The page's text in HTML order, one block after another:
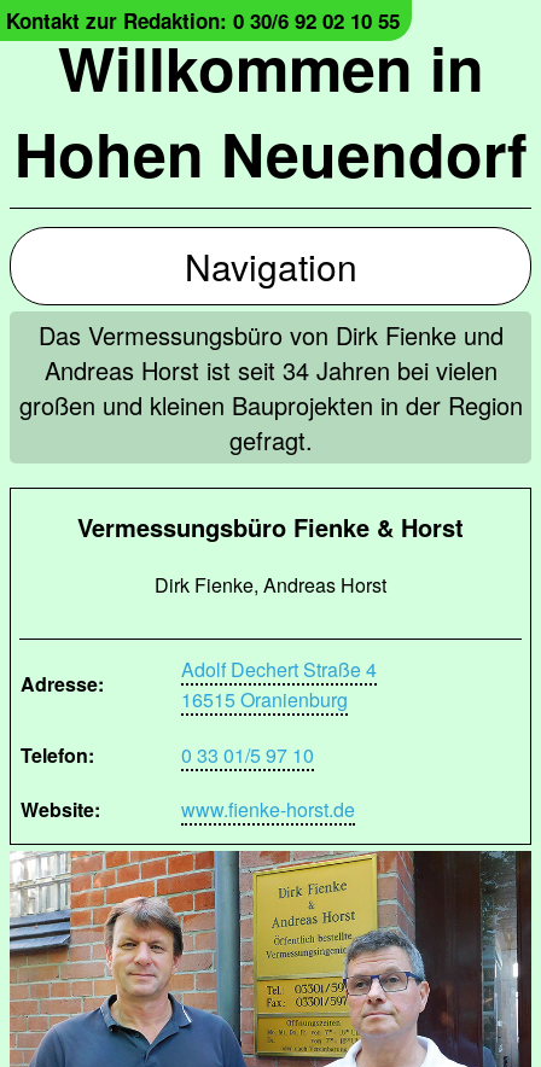
Willkommen in
Hohen Neuendorf
Kontakt zur Redaktion: 0 30/6 92 02 10 55
Navigation
Das Vermessungsbüro von Dirk Fienke und
Andreas Horst ist seit 34 Jahren bei vielen
großen und kleinen Bauprojekten in der Region
gefragt.
Vermessungsbüro Fienke & Horst
Dirk Fienke, Andreas Horst
Adresse:
Adolf Dechert Straße 4
16515 Oranienburg
Telefon:
0 33 01/5 97 10
Website:
www.fienke-horst.de